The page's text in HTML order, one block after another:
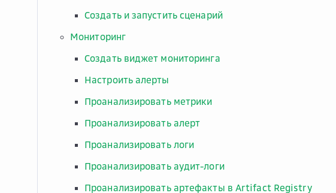
Создать и запустить сценарий
Мониторинг
Создать виджет мониторинга
Настроить алерты
Проанализировать метрики
Проанализировать алерт
Проанализировать логи
Проанализировать аудит-логи
Проанализировать артефакты в Artifact Registry